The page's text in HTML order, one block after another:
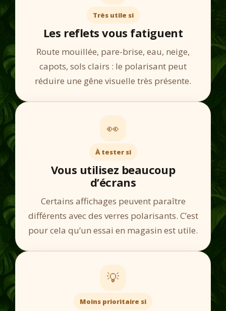
Très utile si
Les reflets vous fatiguent
Route mouillée, pare-brise, eau, neige,
capots, sols clairs : le polarisant peut
réduire une gêne visuelle très présente.
👀
À tester si
Vous utilisez beaucoup
d’écrans
Certains affichages peuvent paraître
différents avec des verres polarisants. C’est
pour cela qu’un essai en magasin est utile.
💡
Moins prioritaire si